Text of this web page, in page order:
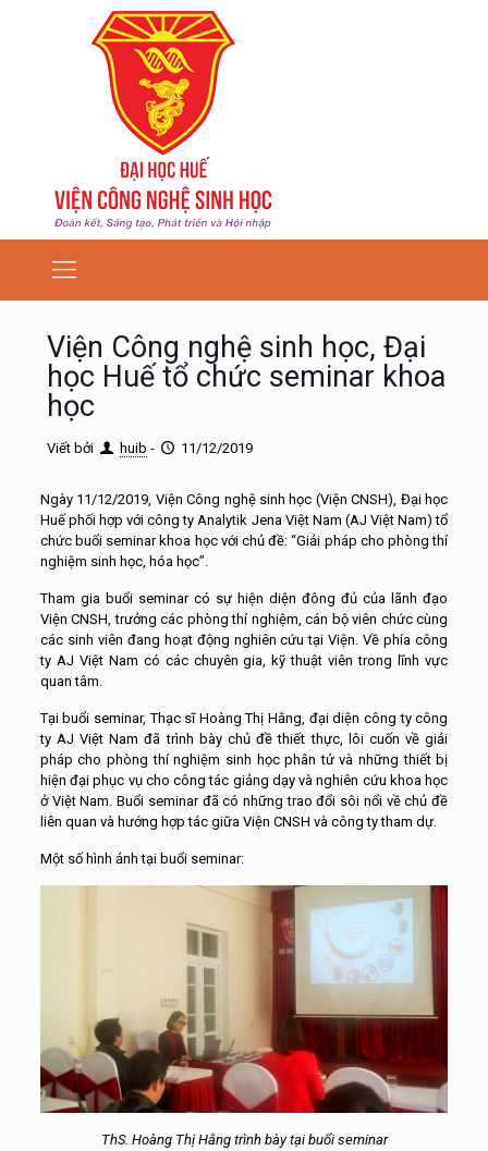
Viện Công nghệ sinh học, Đại
học Huế tổ chức seminar khoa
học
Viết bởi huib - 11/12/2019
Ngày 11/12/2019, Viện Công nghệ sinh học (Viện CNSH), Đại học
Huế phối hợp với công ty Analytik Jena Việt Nam (AJ Việt Nam) tổ
chức buổi seminar khoa học với chủ đề: “Giải pháp cho phòng thí
nghiệm sinh học, hóa học”.
Tham gia buổi seminar có sự hiện diện đông đủ của lãnh đạo
Viện CNSH, trưởng các phòng thí nghiệm, cán bộ viên chức cùng
các sinh viên đang hoạt động nghiên cứu tại Viện. Về phía công
ty AJ Việt Nam có các chuyên gia, kỹ thuật viên trong lĩnh vực
quan tâm.
Tại buổi seminar, Thạc sĩ Hoàng Thị Hằng, đại diện công ty công
ty AJ Việt Nam đã trình bày chủ đề thiết thực, lôi cuốn về giải
pháp cho phòng thí nghiệm sinh học phân tử và những thiết bị
hiện đại phục vụ cho công tác giảng dạy và nghiên cứu khoa học
ở Việt Nam. Buổi seminar đã có những trao đổi sôi nổi về chủ đề
liên quan và hướng hợp tác giữa Viện CNSH và công ty tham dự.
Một số hình ảnh tại buổi seminar:
ThS. Hoàng Thị Hằng trình bày tại buổi seminar